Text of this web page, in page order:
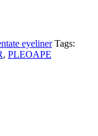
eyeliner Tags:
, PLEOAPE